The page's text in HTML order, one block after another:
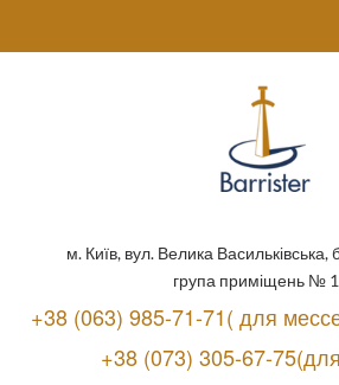
м. Київ, вул. Велика Васильківська,
група приміщень №
+38 (063) 985-71-71( для
+38 (073) 305-67-75(для